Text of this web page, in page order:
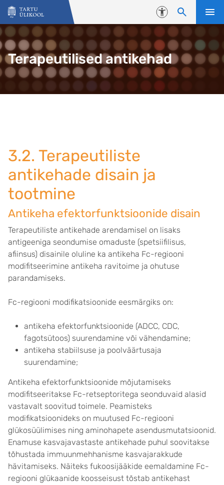
Liigu edasi põhisisu juurde
Juurdepääsetavus
Terapeutilised antikehad
3.2. Terapeutiliste
antikehade disain ja
tootmine
Antikeha efektorfunktsioonide disain
Terapeutiliste antikehade arendamisel on lisaks
antigeeniga seondumise omaduste (spetsiifilisus,
afiinsus) disainile oluline ka antikeha Fc-regiooni
modifitseerimine antikeha ravitoime ja ohutuse
parandamiseks.
Fc-regiooni modifikatsioonide eesmärgiks on:
antikeha efektorfunktsioonide (ADCC, CDC,
fagotsütoos) suurendamine või vähendamine;
antikeha stabiilsuse ja poolväärtusaja
suurendamine;
Antikeha efektorfunktsioonide mõjutamiseks
modifitseeritakse Fc-retseptoritega seonduvaid alasid
vastavalt soovitud toimele. Peamisteks
modifikatsioonideks on muutused Fc-regiooni
glükosüülimises ning aminohapete asendusmutatsioonid.
Enamuse kasvajavastaste antikehade puhul soovitakse
tõhustada immuunmehhanisme kasvajarakkude
hävitamiseks. Näiteks fukoosijääkide eemaldamine Fc-
regiooni glükaanide koosseisust tõstab antikehast